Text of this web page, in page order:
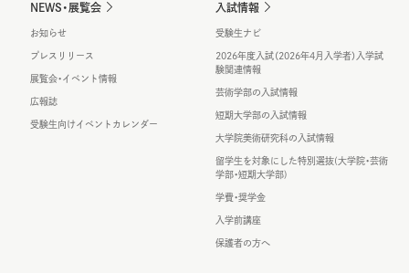
NEWS・展覧会
お知らせ
プレスリリース
展覧会・イベント情報
広報誌
受験生向けイベントカレンダー
入試情報
受験生ナビ
2026年度入試（2026年4月入学者）入学試
験関連情報
芸術学部の入試情報
短期大学部の入試情報
大学院美術研究科の入試情報
留学生を対象にした特別選抜(大学院・芸術
学部・短期大学部)
学費・奨学金
入学前講座
保護者の方へ